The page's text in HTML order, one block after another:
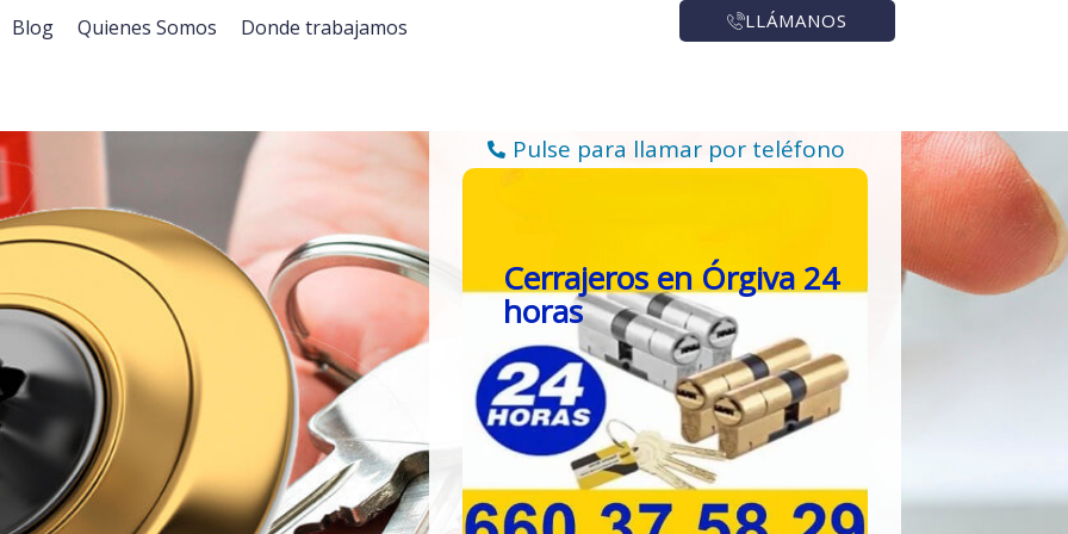
Blog Quienes Somos Donde trabajamos LLÁMANOS
Pulse para llamar por teléfono
Cerrajeros en Órgiva 24
horas